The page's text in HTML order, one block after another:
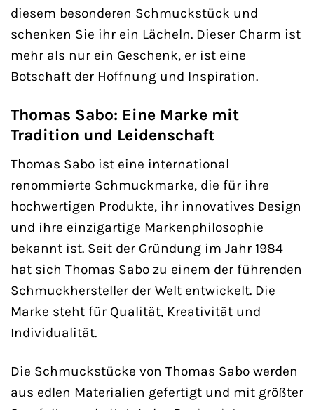
diesem besonderen Schmuckstück und
schenken Sie ihr ein Lächeln. Dieser Charm ist
mehr als nur ein Geschenk, er ist eine
Botschaft der Hoffnung und Inspiration.
Thomas Sabo: Eine Marke mit
Tradition und Leidenschaft
Thomas Sabo ist eine international
renommierte Schmuckmarke, die für ihre
hochwertigen Produkte, ihr innovatives Design
und ihre einzigartige Markenphilosophie
bekannt ist. Seit der Gründung im Jahr 1984
hat sich Thomas Sabo zu einem der führenden
Schmuckhersteller der Welt entwickelt. Die
Marke steht für Qualität, Kreativität und
Individualität.
Die Schmuckstücke von Thomas Sabo werden
aus edlen Materialien gefertigt und mit größter